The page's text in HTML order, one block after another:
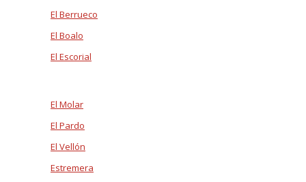
El Berrueco
El Boalo
El Escorial
El Molar
El Pardo
El Vellón
Estremera